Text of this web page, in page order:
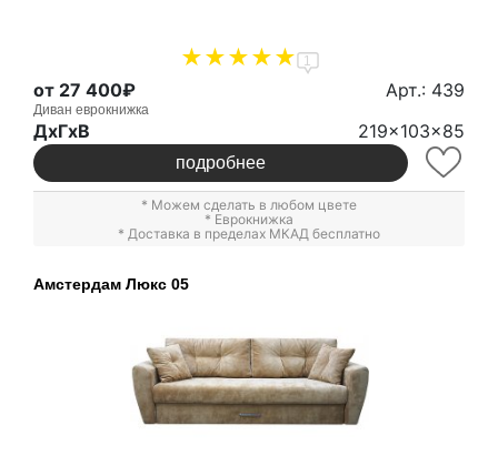
1
от 27 400₽ Арт.: 439
Диван еврокнижка
ДxГxВ 219x103x85
подробнее
* Можем сделать в любом цвете
* Еврокнижка
* Доставка в пределах МКАД бесплатно
Амстердам Люкс 05